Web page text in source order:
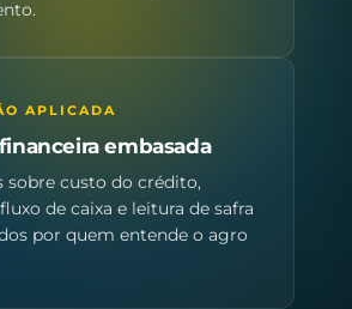
APLICADA
embasada
sobre custo do crédito,
de caixa e leitura de safra
por quem entende o agro